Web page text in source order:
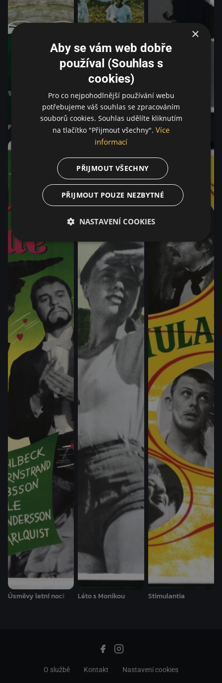
Fanny a Alexander Šepoty a výkřiky Jako v zrcadle
Úsměvy letní noci Léto s Monikou Stimulantia
O službě Kontakt Nastavení cookies
×
Aby se vám web dobře
používal (Souhlas s
cookies)
Pro co nejpohodlnější používání webu
potřebujeme váš souhlas se zpracováním
souborů cookies. Souhlas udělíte kliknutím
na tlačítko "Přijmout všechny". Více
informací
PŘIJMOUT VŠECHNY
PŘIJMOUT POUZE NEZBYTNÉ
NASTAVENÍ COOKIES